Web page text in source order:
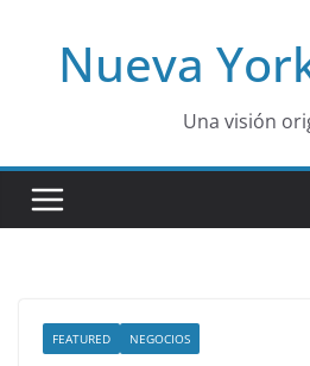
contentNueva
Una visión
FEATURED NEGOCIOS